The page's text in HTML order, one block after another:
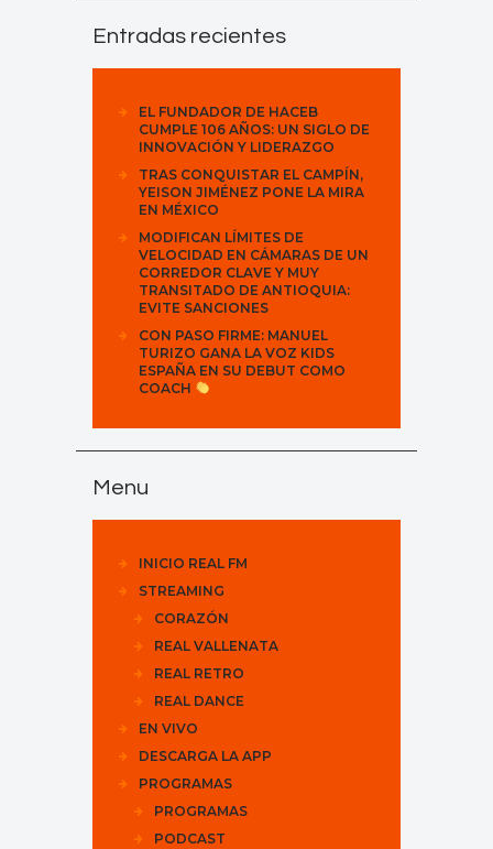
Entradas recientes
EL FUNDADOR DE HACEB
CUMPLE 106 AÑOS: UN SIGLO DE
INNOVACIÓN Y LIDERAZGO
TRAS CONQUISTAR EL CAMPÍN,
YEISON JIMÉNEZ PONE LA MIRA
EN MÉXICO
MODIFICAN LÍMITES DE
VELOCIDAD EN CÁMARAS DE UN
CORREDOR CLAVE Y MUY
TRANSITADO DE ANTIOQUIA:
EVITE SANCIONES
CON PASO FIRME: MANUEL
TURIZO GANA LA VOZ KIDS
ESPAÑA EN SU DEBUT COMO
COACH
Menu
INICIO REAL FM
STREAMING
CORAZÓN
REAL VALLENATA
REAL RETRO
REAL DANCE
EN VIVO
DESCARGA LA APP
PROGRAMAS
PROGRAMAS
PODCAST